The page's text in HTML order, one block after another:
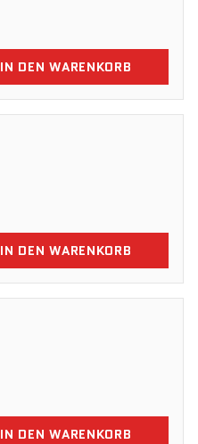
IN DEN WARENKORB
IN DEN WARENKORB
IN DEN WARENKORB